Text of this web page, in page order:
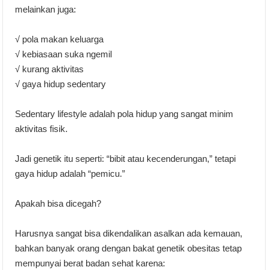
melainkan juga:
√ pola makan keluarga
√ kebiasaan suka ngemil
√ kurang aktivitas
√ gaya hidup sedentary
Sedentary lifestyle adalah pola hidup yang sangat minim
aktivitas fisik.
Jadi genetik itu seperti: “bibit atau kecenderungan,” tetapi
gaya hidup adalah “pemicu.”
Apakah bisa dicegah?
Harusnya sangat bisa dikendalikan asalkan ada kemauan,
bahkan banyak orang dengan bakat genetik obesitas tetap
mempunyai berat badan sehat karena: